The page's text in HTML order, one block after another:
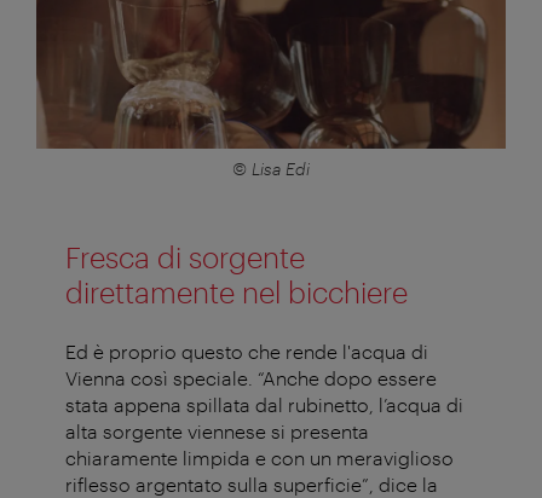
© Lisa Edi
Fresca di sorgente
direttamente nel bicchiere
Ed è proprio questo che rende l'acqua di
Vienna così speciale. “Anche dopo essere
stata appena spillata dal rubinetto, l’acqua di
alta sorgente viennese si presenta
chiaramente limpida e con un meraviglioso
riflesso argentato sulla superficie”, dice la